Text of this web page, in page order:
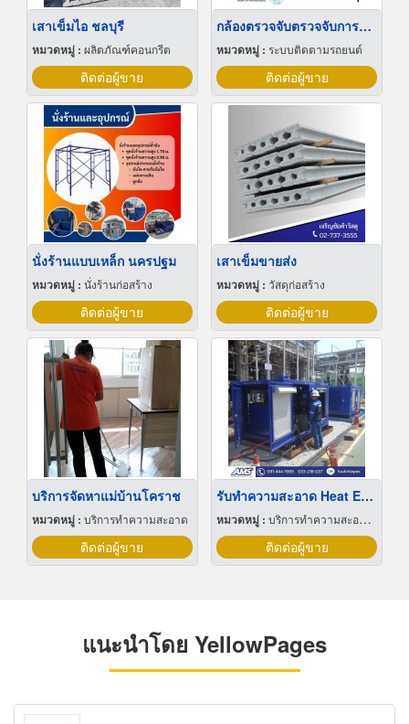
เสาเข็มไอ ชลบุรี
หมวดหมู่ : ผลิตภัณฑ์คอนกรีต
ติดต่อผู้ขาย
กล้องตรวจจับตรวจจับการหลับใน
หมวดหมู่ : ระบบติดตามรถยนต์
ติดต่อผู้ขาย
นั่งร้านแบบเหล็ก นครปฐม
หมวดหมู่ : นั่งร้านก่อสร้าง
ติดต่อผู้ขาย
เสาเข็มขายส่ง
หมวดหมู่ : วัสดุก่อสร้าง
ติดต่อผู้ขาย
บริการจัดหาแม่บ้านโคราช
หมวดหมู่ : บริการทำความสะอาด
ติดต่อผู้ขาย
รับทำความสะอาด Heat Exchanger
หมวดหมู่ : บริการทำความสะอาดท่อ บ่อ ถัง เตาอุตสาหกรรมและที่อับอากาศ
ติดต่อผู้ขาย
แนะนำโดย YellowPages